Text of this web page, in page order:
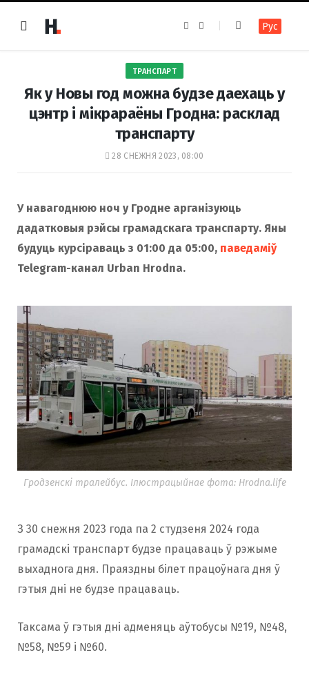
e
k
t
m
Рус
ТРАНСПАРТ
Як у Новы год можна будзе даехаць у
цэнтр і мікрараёны Гродна: расклад
транспарту
28 СНЕЖНЯ 2023, 08:00
У навагоднюю ноч у Гродне арганізуюць
дадатковыя рэйсы грамадскага транспарту. Яны
будуць курсіраваць з 01:00 да 05:00, паведаміў
Telegram-канал Urban Hrodna.
Гродзенскі тралейбус. Ілюстрацыйнае фота: Hrodna.life
З 30 снежня 2023 года па 2 студзеня 2024 года
грамадскі транспарт будзе працаваць ў рэжыме
выхаднога дня. Праяздны білет працоўнага дня ў
гэтыя дні не будзе працаваць.
Таксама ў гэтыя дні адменяць аўтобусы №19, №48,
№58, №59 і №60.